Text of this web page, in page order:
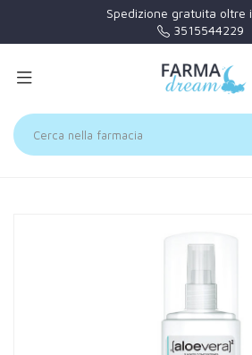
Spedizione gratuita oltre i
3515544229
Potassio 100 ml